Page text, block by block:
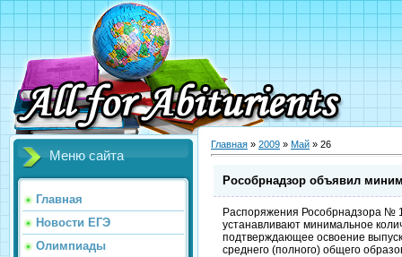
Меню сайта
Главная
Новости ЕГЭ
Олимпиады
Главная » 2009 » Май » 26
Рособрнадзор объявил
Распоряжения Рособрнадзора №
устанавливают минимальное
подтверждающее освоение
среднего (полного) общего